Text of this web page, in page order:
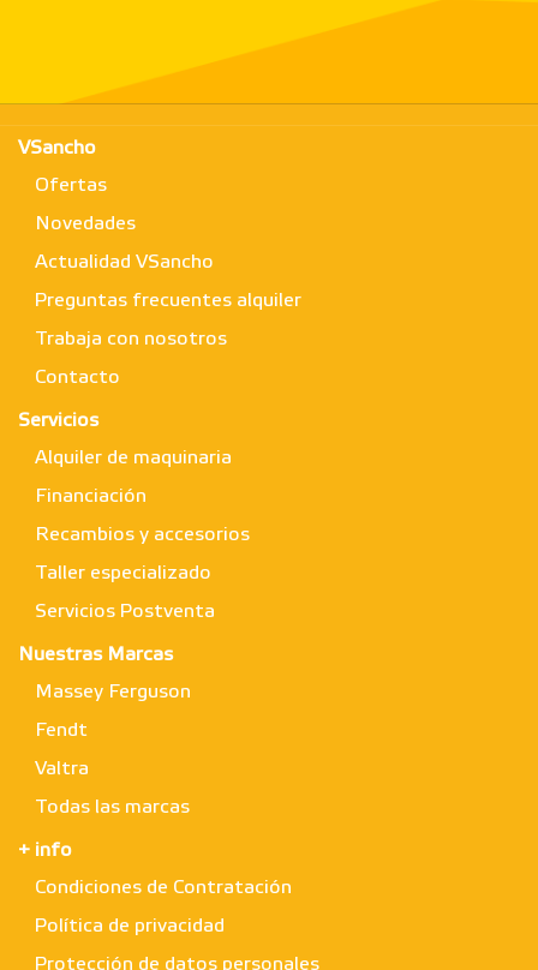
VSancho
Ofertas
Novedades
Actualidad VSancho
Preguntas frecuentes alquiler
Trabaja con nosotros
Contacto
Servicios
Alquiler de maquinaria
Financiación
Recambios y accesorios
Taller especializado
Servicios Postventa
Nuestras Marcas
Massey Ferguson
Fendt
Valtra
Todas las marcas
+ info
Condiciones de Contratación
Política de privacidad
Protección de datos personales